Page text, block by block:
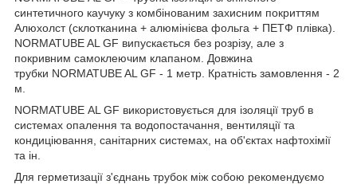
синтетичного каучуку з комбінованим захисним покриттям
Алюхолст (склотканина + алюмінієва фольга + ПЕТФ плівка).
NORMATUBE AL GF випускається без розрізу, але з
покривним самоклеючим клапаном. Довжина
трубки NORMATUBE AL GF - 1 метр. Кратність замовлення - 2
м.
NORMATUBE АL GF використовується для ізоляції труб в
системах опалення та водопостачання, вентиляції та
кондиціювання, санітарних системах, на об'єктах нафтохімії
та ін.
Для герметизації з'єднань трубок між собою рекомендуємо